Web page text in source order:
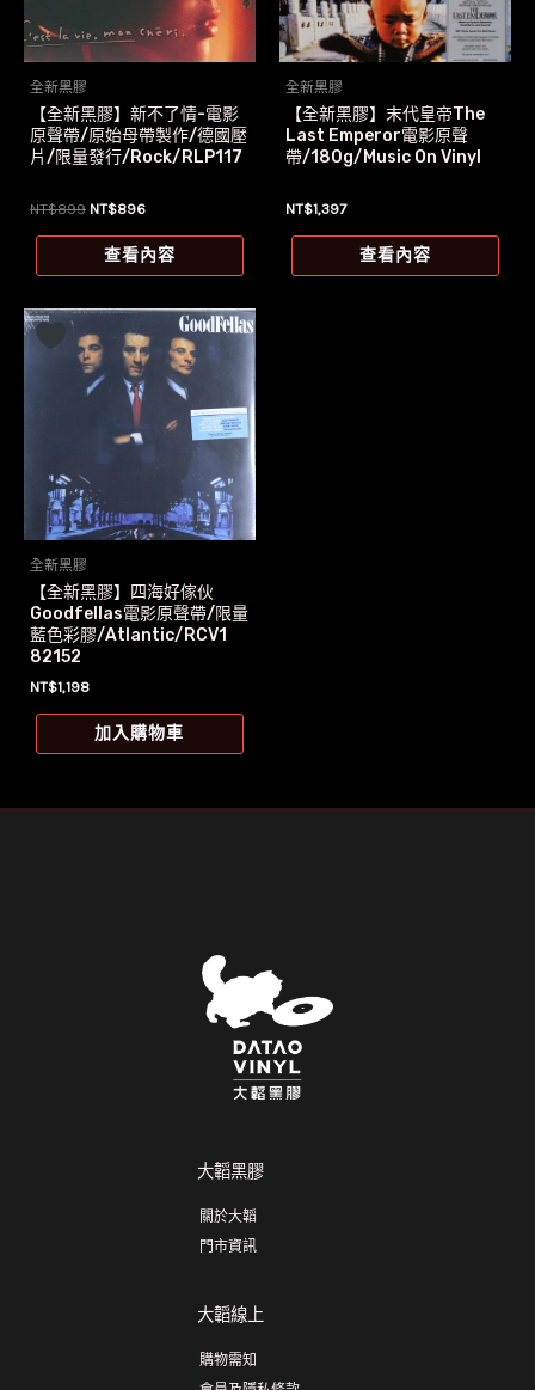
全新黑膠
【全新黑膠】新不了情-電影
原聲帶/原始母帶製作/德國壓
片/限量發行/Rock/RLP117
NT$899 原
格：
NT$896目
價
格：
查看內容
全新黑膠
【全新黑膠】末代皇帝The
Last Emperor電影原聲
帶/180g/Music On Vinyl
NT$1,397
查看內容
全新黑膠
【全新黑膠】四海好傢伙
Goodfellas電影原聲帶/限量
藍色彩膠/Atlantic/RCV1
82152
NT$1,198
加入購物車
大韜黑膠
關於大韜
門市資訊
大韜線上
購物需知